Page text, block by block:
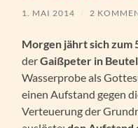
1. MAI 2014 / 2
Morgen jährt sich zum
derGaißpeter in
Wasserprobe als
einen Aufstand gegen
Verteuerung der